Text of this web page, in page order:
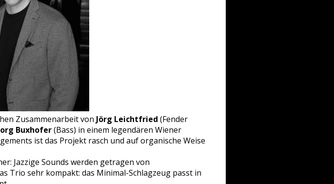
Zusammenarbeit von Jörg Leichtfried (Fender
Buxhofer(Bass) in einem legendären Wiener
ist das Projekt rasch und auf organische Weise
Jazzige Sounds werden getragen von
Trio sehr kompakt: das Minimal-Schlagzeug passt in